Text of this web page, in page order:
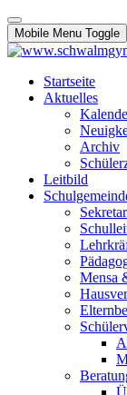
Mobile Menu Toggle
Startseite
Aktuelles
Archiv
Leitbild
Mensa